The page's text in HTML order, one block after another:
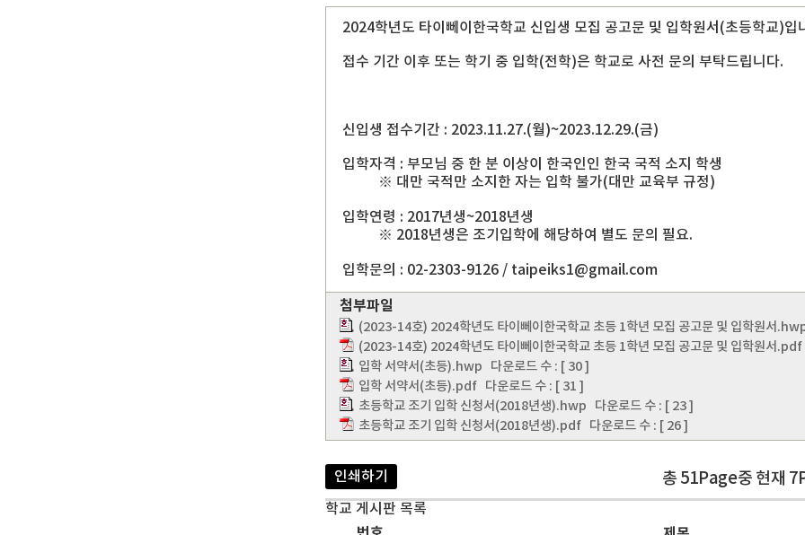
2024학년도 타이뻬이한국학교 신입생 모집 공고문 및 입학원서(초등학교)입
접수 기간 이후 또는 학기 중 입학(전학)은 학교로 사전 문의 부탁드립니다.
신입생 접수기간 : 2023.11.27.(월)~2023.12.29.(금)
입학자격 : 부모님 중 한 분 이상이 한국인인 한국 국적 소지 학생
※ 대만 국적만 소지한 자는 입학 불가(대만 교육부 규정)
입학연령 : 2017년생~2018년생
※ 2018년생은 조기입학에 해당하여 별도 문의 필요.
입학문의 : 02-2303-9126 / taipeiks1@gmail.com
첨부파일
(2023-14호) 2024학년도 타이뻬이한국학교 초등 1학년 모집 공고문 및 입학원서
(2023-14호) 2024학년도 타이뻬이한국학교 초등 1학년 모집 공고문 및 입학원서.pdf
입학 서약서(초등).hwp 다운로드 수 : [ 30 ]
입학 서약서(초등).pdf 다운로드 수 : [ 31 ]
초등학교 조기 입학 신청서(2018년생).hwp 다운로드 수 : [ 23 ]
초등학교 조기 입학 신청서(2018년생).pdf 다운로드 수 : [ 26 ]
인쇄하기 총 51Page중 현재
학교 게시판 목록